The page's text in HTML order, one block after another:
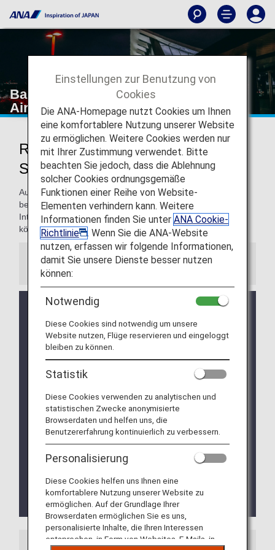
Bangkok Suvarnabhumi International
Airport
Reisen zum und vom Bangkok
Suvarnabhumi International Airport
Auf dieser Seite finden Sie die Informationen, die Sie
benötigen, um sich einfach im Bangkok Suvarnabhumi
International Airport orientieren und Ihr Reiseziel finden zu
können.
Hinweis
Der Standort des Transfer-Schalters wurde gemäß
den Anweisungen der Flughafenbehörde von
Bangkok geändert.
Es ist davon auszugehen, dass sich die Lage
am Flughafen Bangkok.
das Risiko besteht, sich mit Gelbfieber
anzustecken, müssen einen Immunitätsnachweis
vorlegen. Reisende, die wegen eines
Anschlussflugs mehr als 12 Stunden an einem
Flughafen in einem Land verbringen, in dem das
Risiko von Gelbfieber besteht, müssen außerdem
eine Impfbescheinigung vorlegen.
Weitere Informationen finden Sie unter „
Health Pass (nur auf Englisch)
Flughafenführer
Einstellungen zur Benutzung von
Cookies
Die ANA-Homepage nutzt Cookies um Ihnen
eine komfortablere Nutzung unserer Website
zu ermöglichen. Weitere Cookies werden nur
mit Ihrer Zustimmung verwendet. Bitte
beachten Sie jedoch, dass die Ablehnung
solcher Cookies ordnungsgemäße
Funktionen einer Reihe von Website-
Elementen verhindern kann. Weitere
Informationen finden Sie unter ANA Cookie-
Richtlinie
. Wenn Sie die ANA-Website
nutzen, erfassen wir folgende Informationen,
damit Sie unsere Dienste besser nutzen
können:
Notwendig
Diese Cookies sind notwendig um unsere
Website nutzen, Flüge reservieren und eingeloggt
bleiben zu können.
Statistik
Diese Cookies verwenden zu analytischen und
statistischen Zwecke anonymisierte
Browserdaten und helfen uns, die
Benutzererfahrung kontinuierlich zu verbessern.
Personalisierung
Diese Cookies helfen uns Ihnen eine
komfortablere Nutzung unserer Website zu
ermöglichen. Auf der Grundlage Ihrer
Browserdaten ermöglichen Sie es uns,
personalisierte Inhalte, die Ihren Interessen
entsprechen, in Form von Websites, E-Mails, in